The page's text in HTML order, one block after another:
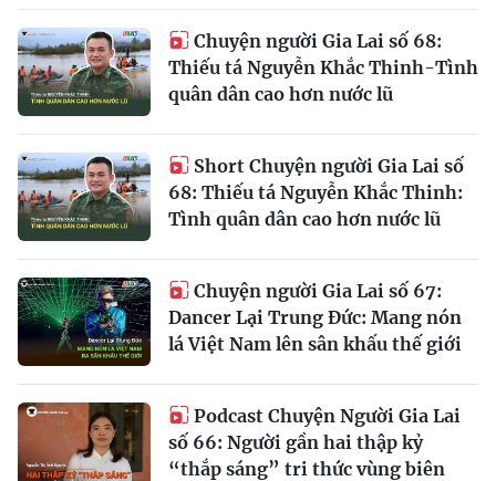
Chuyện người Gia Lai số 68:
Thiếu tá Nguyễn Khắc Thinh-Tình
quân dân cao hơn nước lũ
Short Chuyện người Gia Lai số
68: Thiếu tá Nguyễn Khắc Thinh:
Tình quân dân cao hơn nước lũ
Chuyện người Gia Lai số 67:
Dancer Lại Trung Đức: Mang nón
lá Việt Nam lên sân khấu thế giới
Podcast Chuyện Người Gia Lai
số 66: Người gần hai thập kỷ
“thắp sáng” tri thức vùng biên